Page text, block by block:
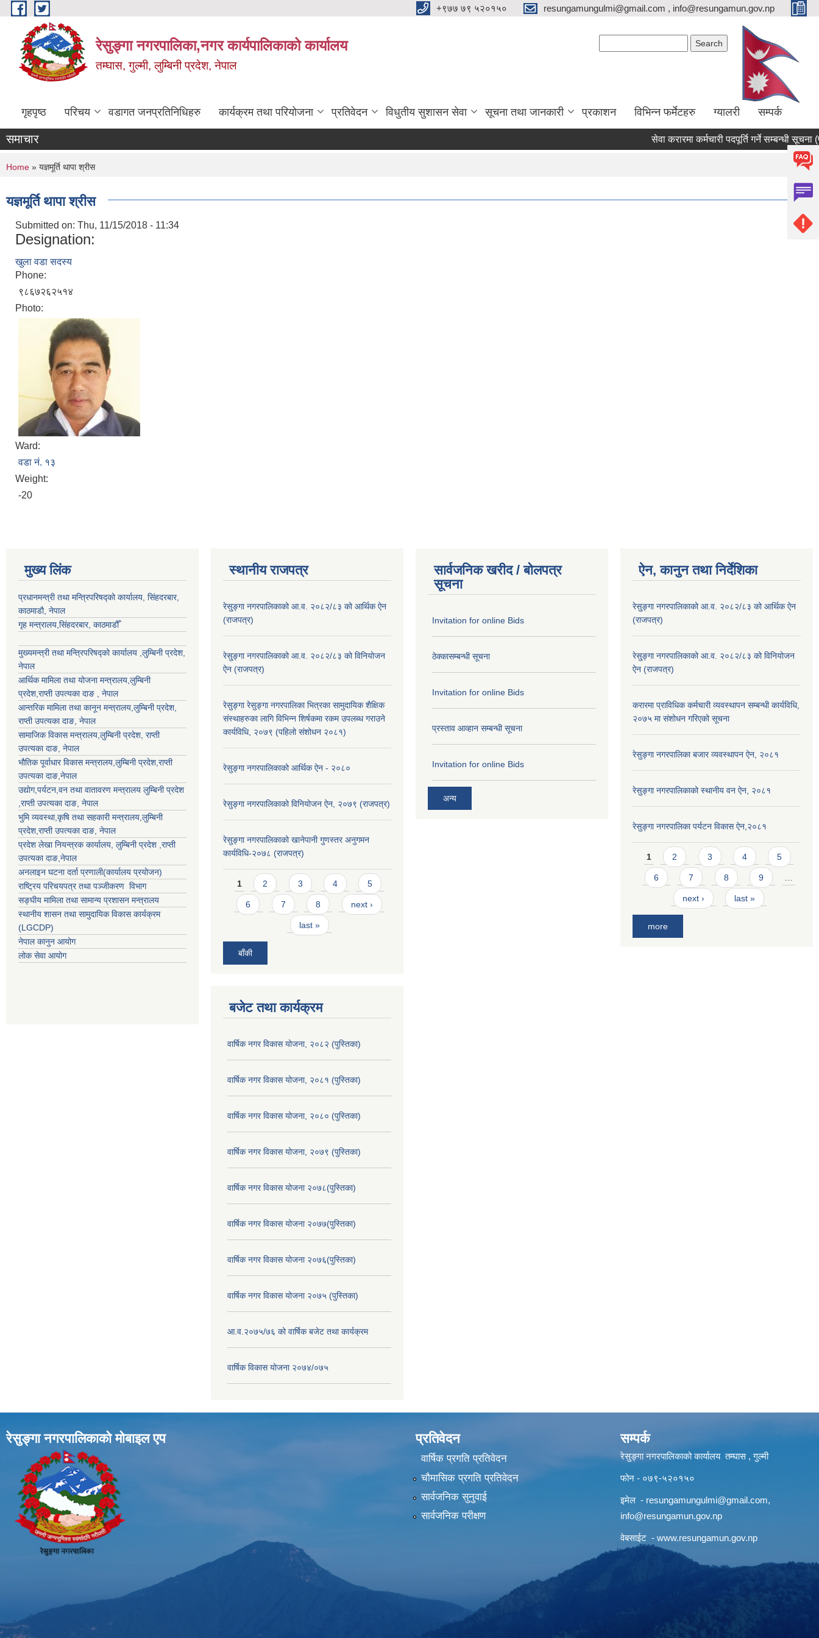
Skip to main content +९७७ ७९ ५२०१५० resungamungulmi@gmail.com , info@resungamun.gov.np
रेसुङ्गा नगरपालिका,नगर कार्यपालिकाको कार्यालय
तम्घास, गुल्मी, लुम्बिनी प्रदेश, नेपाल
गृहपृष्ठ परिचय वडागत जनप्रतिनिधिहरु कार्यक्रम तथा परियोजना प्रतिवेदन विधुतीय सुशासन सेवा सूचना तथा जानकारी प्रकाशन विभिन्न फर्मेटहरु ग्यालरी सम्पर्क
समाचार सेवा करारमा कर्मचारी पदपूर्ति गर्ने सम्बन्धी सूचना
You are here
Home » यज्ञमूर्ति थापा श्रीस
यज्ञमूर्ति थापा श्रीस
Submitted on: Thu, 11/15/2018 - 11:34
Designation:
खुला वडा सदस्य
Phone:
९८६७२६२५१४
Photo:
Ward:
वडा नं. १३
Weight:
-20
मुख्य लिंक
प्रधानमन्त्री तथा मन्त्रिपरिषद्को कार्यालय, सिंहदरबार,
काठमाडौ, नेपाल
गृह मन्त्रालय,सिंहदरबार, काठमाडौँ
मुख्यमन्त्री तथा मन्त्रिपरिषद्को कार्यालय ,लुम्बिनी प्रदेश,
नेपाल
आर्थिक मामिला तथा योजना मन्त्रालय, लुम्बिनी
प्रदेश ,राप्ती उपत्यका दाङ , नेपाल
आन्तरिक मामिला तथा कानून मन्त्रालय, लुम्बिनी प्रदेश
राप्ती उपत्यका दाङ , नेपाल
सामाजिक विकास मन्त्रालय, लुम्बिनी प्रदेश राप्ती
उपत्यका दाङ , नेपाल
भौतिक पूर्वाधार विकास मन्त्रालय, लुम्बिनी प्रदेश राप्ती
उपत्यका दाङ ,नेपाल
उद्याेग,पर्यटन,वन तथा वातावरण मन्त्रालय लुम्बिनी प्रदेश
राप्ती उपत्यका दाङ , नेपाल
भुमि व्यवस्था,कृषि तथा सहकारी मन्त्रालय, लुम्बिनी
प्रदेश राप्ती उपत्यका दाङ , नेपाल
प्रदेश लेखा नियन्त्रक कार्यालय, लुम्बिनी प्रदेश राप्ती
उपत्यका दाङ ,नेपाल
अनलाइन घटना दर्ता प्रणाली(कार्यालय प्रयोजन)
राष्ट्रिय परिचयपत्र तथा पञ्जीकरण विभाग
सङ्घीय मामिला तथा सामान्य प्रशासन मन्त्रालय
स्थानीय शासन तथा सामुदायिक विकास कार्यक्रम
(LGCDP)
नेपाल कानुन आयोग
लोक सेवा आयोग
स्थानीय राजपत्र
रेसु्ङ्गा नगरपालिकाको आ.व. २०८२/८३ को आर्थिक ऐन
(राजपत्र)
रेसु्ङ्गा नगरपालिकाको आ.व. २०८२/८३ को विनियोजन
ऐन (राजपत्र)
रेसुङ्गा रेसुङ्गा नगरपालिका भित्रका सामुदायिक शैक्षिक
संस्थाहरुका लागि विभिन्न शिर्षकमा रकम उपलब्ध गराउने
कार्यविधि, २०७९ (पहिलो संशोधन २०८१)
रेसुङ्गा नगरपालिकाको आर्थिक ऐन - २०८०
रेसुङ्गा नगरपालिकाको विनियोजन ऐन, २०७९ (राजपत्र)
रेसुङ्गा नगरपालिकाको खानेपानी गुणस्तर अनुगमन
कार्यविधि-२०७८ (राजपत्र)
Pages
1 2 3 4 5
6 7 8 next ›
last »
बाँकी
बजेट तथा कार्यक्रम
वार्षिक नगर विकास योजना, २०८२ (पुस्तिका)
वार्षिक नगर विकास योजना, २०८१ (पुस्तिका)
वार्षिक नगर विकास योजना, २०८० (पुस्तिका)
वार्षिक नगर विकास योजना, २०७९ (पुस्तिका)
वार्षिक नगर विकास योजना २०७८(पुस्तिका)
वार्षिक नगर विकास योजना २०७७(पुस्तिका)
वार्षिक नगर विकास योजना २०७६(पुस्तिका)
वार्षिक नगर विकास योजना २०७५ (पुस्तिका)
आ.व.२०७५/७६ को वार्षिक बजेट तथा कार्यक्रम
वार्षिक विकास योजना २०७४/०७५
सार्वजनिक खरीद / बोलपत्र
सूचना
Invitation for online Bids
ठेक्कासम्बन्धी सूचना
Invitation for online Bids
प्रस्ताव आव्हान सम्बन्धी सूचना
Invitation for online Bids
अन्य
ऐन, कानुन तथा निर्देशिका
रेसु्ङ्गा नगरपालिकाको आ.व. २०८२/८३ को आर्थिक ऐन
(राजपत्र)
रेसु्ङ्गा नगरपालिकाको आ.व. २०८२/८३ को विनियोजन
ऐन (राजपत्र)
करारमा प्राविधिक कर्मचारी व्यवस्थापन सम्बन्धी कार्यविधि,
२०७५ मा संशोधन गरिएको सूचना
रेसुङ्गा नगरपालिका बजार व्यवस्थापन ऐन, २०८१
रेसुङ्गा नगरपालिकाको स्थानीय वन ऐन, २०८१
रेसुङ्गा नगरपालिका पर्यटन विकास ऐन,२०८१
Pages
1 2 3 4 5
6 7 8 9
next › last »
more
रेसुङ्गा नगरपालिकाकाे माेबाइल एप प्रतिवेदन
वार्षिक प्रगति प्रतिवेदन
चौमासिक प्रगति प्रतिवेदन
सार्वजनिक सुनुवाई
सार्वजनिक परीक्षण
सम्पर्क
रेसुङ्गा नगरपालिकाको कार्यालय तम्घास , गुल्मी
फोन - ०७९-५२०१५०
इमेल - resungamungulmi@gmail.com,
info@resungamun.gov.np
वेबसाईट - www.resungamun.gov.np